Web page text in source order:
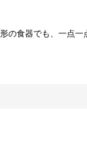
食器でも、一点